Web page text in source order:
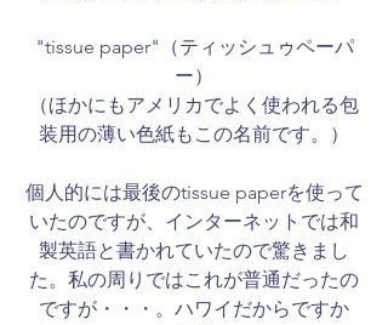
"tissue paper"（ティッシュゥペーパ
ー）
​（ほかにもアメリカでよく使われる包
装用の薄い色紙もこの名前です。）
個人的には最後のtissue paperを使って
いたのですが、インターネットでは和
製英語と書かれていたので驚きまし
た。私の周りではこれが普通だったの
ですが・・・。ハワイだからですか